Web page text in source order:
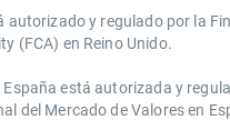
autorizado y regulado por la
​(FCA) en ​​Reino Unido.
España está autorizada y
del Mercado de Valores en